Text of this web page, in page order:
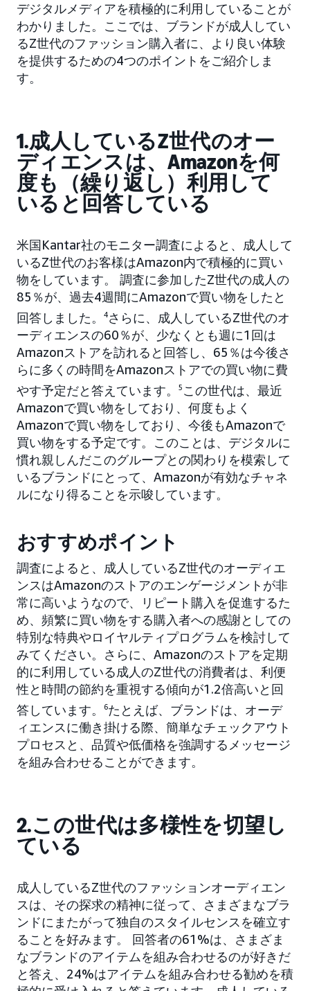
デジタルメディアを積極的に利用していることが
わかりました。ここでは、ブランドが成人してい
るZ世代のファッション購入者に、より良い体験
を提供するための4つのポイントをご紹介しま
す。
1.成人しているZ世代のオー
ディエンスは、Amazonを何
度も（繰り返し）利用して
いると回答している
米国Kantar社のモニター調査によると、成人して
いるZ世代のお客様はAmazon内で積極的に買い
物をしています。 調査に参加したZ世代の成人の
85％が、過去4週間にAmazonで買い物をしたと
回答しました。
4さらに、成人しているZ世代のオ
ーディエンスの60％が、少なくとも週に1回は
Amazonストアを訪れると回答し、65％は今後さ
らに多くの時間をAmazonストアでの買い物に費
やす予定だと答えています。
5 この世代は、最近
Amazonで買い物をしており、何度もよく
Amazonで買い物をしており、今後もAmazonで
買い物をする予定です。このことは、デジタルに
慣れ親しんだこのグループとの関わりを模索して
いるブランドにとって、Amazonが有効なチャネ
ルになり得ることを示唆しています。
おすすめポイント
調査によると、成人しているZ世代のオーディエ
ンスはAmazonのストアのエンゲージメントが非
常に高いようなので、リピート購入を促進するた
め、頻繁に買い物をする購入者への感謝としての
特別な特典やロイヤルティプログラムを検討して
みてください。さらに、Amazonのストアを定期
的に利用している成人のZ世代の消費者は、利便
性と時間の節約を重視する傾向が1.2倍高いと回
答しています。
6たとえば、ブランドは、オーデ
ィエンスに働き掛ける際、簡単なチェックアウト
プロセスと、品質や低価格を強調するメッセージ
を組み合わせることができます。
2.この世代は多様性を切望し
ている
成人しているZ世代のファッションオーディエン
スは、その探求の精神に従って、さまざまなブラ
ンドにまたがって独自のスタイルセンスを確立す
ることを好みます。 回答者の61%は、さまざま
なブランドのアイテムを組み合わせるのが好きだ
と答え、24%はアイテムを組み合わせる勧めを積